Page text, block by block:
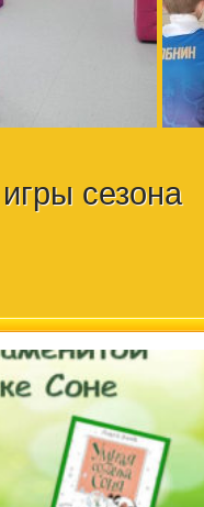
сезона